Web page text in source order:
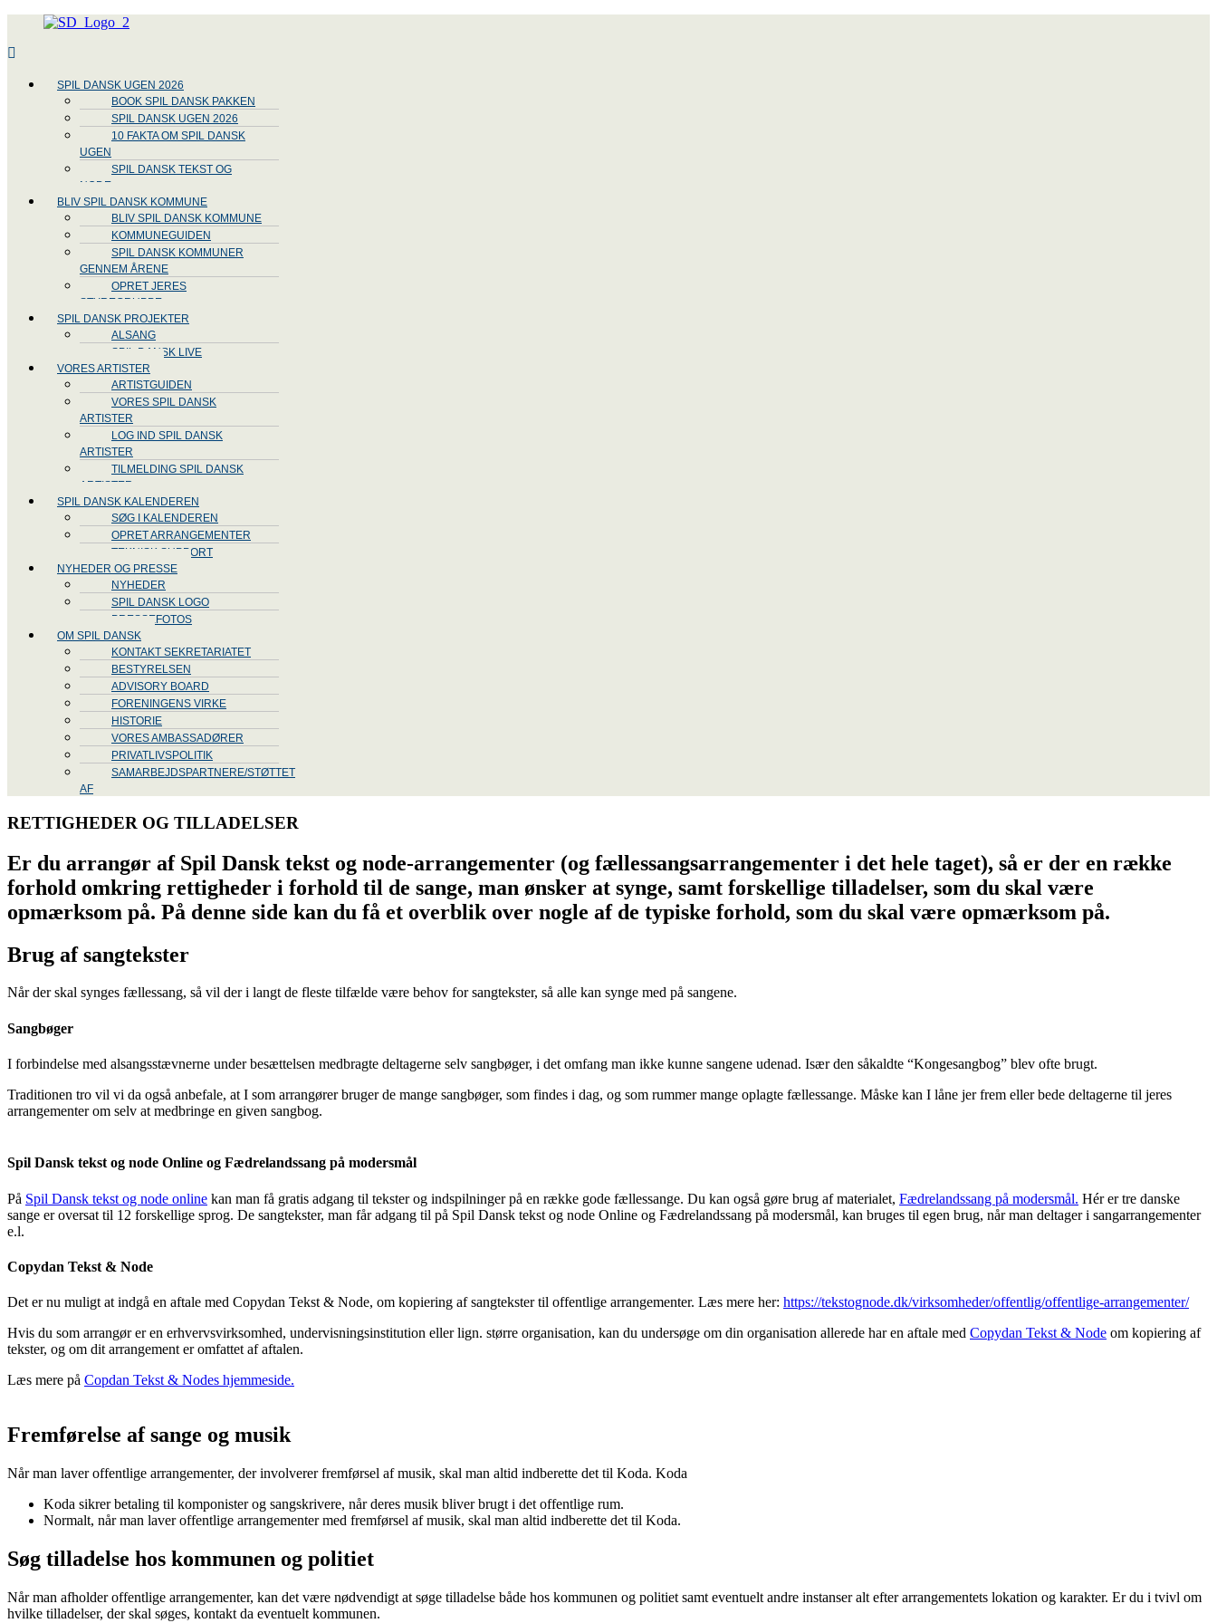
Menu
SPIL DANSK UGEN 2026
BOOK SPIL DANSK PAKKEN
SPIL DANSK UGEN 2026
10 FAKTA OM SPIL DANSK
UGEN
SPIL DANSK TEKST OG
NODE
BLIV SPIL DANSK KOMMUNE
BLIV SPIL DANSK KOMMUNE
KOMMUNEGUIDEN
SPIL DANSK KOMMUNER
GENNEM ÅRENE
OPRET JERES
STYREGRUPPE
SPIL DANSK PROJEKTER
ALSANG
SPIL DANSK LIVE
VORES ARTISTER
ARTISTGUIDEN
VORES SPIL DANSK
ARTISTER
LOG IND SPIL DANSK
ARTISTER
TILMELDING SPIL DANSK
ARTISTER
SPIL DANSK KALENDEREN
SØG I KALENDEREN
OPRET ARRANGEMENTER
TEKNISK SUPPORT
NYHEDER OG PRESSE
NYHEDER
SPIL DANSK LOGO
PRESSEFOTOS
OM SPIL DANSK
KONTAKT SEKRETARIATET
BESTYRELSEN
ADVISORY BOARD
FORENINGENS VIRKE
HISTORIE
VORES AMBASSADØRER
PRIVATLIVSPOLITIK
SAMARBEJDSPARTNERE/STØTTET
AF
RETTIGHEDER OG TILLADELSER
Er du arrangør af Spil Dansk tekst og node-arrangementer (og fællessangsarrangementer i det hele taget), så er der en række
forhold omkring rettigheder i forhold til de sange, man ønsker at synge, samt forskellige tilladelser, som du skal være
opmærksom på. På denne side kan du få et overblik over nogle af de typiske forhold, som du skal være opmærksom på.
Brug af sangtekster
Når der skal synges fællessang, så vil der i langt de fleste tilfælde være behov for sangtekster, så alle kan synge med på sangene.
Sangbøger
I forbindelse med alsangsstævnerne under besættelsen medbragte deltagerne selv sangbøger, i det omfang man ikke kunne sangene udenad. Især den såkaldte “Kongesangbog” blev ofte brugt.
Traditionen tro vil vi da også anbefale, at I som arrangører bruger de mange sangbøger, som findes i dag, og som rummer mange oplagte fællessange. Måske kan I låne jer frem eller bede deltagerne til jeres
arrangementer om selv at medbringe en given sangbog.
Spil Dansk tekst og node Online og Fædrelandssang på modersmål
På Spil Dansk tekst og node online kan man få gratis adgang til tekster og indspilninger på en række gode fællessange. Du kan også gøre brug af materialet, Fædrelandssang på modersmål. Hér er tre danske
sange er oversat til 12 forskellige sprog. De sangtekster, man får adgang til på Spil Dansk tekst og node Online og Fædrelandssang på modersmål, kan bruges til egen brug, når man deltager i sangarrangementer
e.l.
Copydan Tekst & Node
Det er nu muligt at indgå en aftale med Copydan Tekst & Node, om kopiering af sangtekster til offentlige arrangementer. Læs mere her: https://tekstognode.dk/virksomheder/offentlig/offentlige-arrangementer/
Hvis du som arrangør er en erhvervsvirksomhed, undervisningsinstitution eller lign. større organisation, kan du undersøge om din organisation allerede har en aftale med Copydan Tekst & Node om kopiering af
tekster, og om dit arrangement er omfattet af aftalen.
Læs mere på Copdan Tekst & Nodes hjemmeside.
Fremførelse af sange og musik
Når man laver offentlige arrangementer, der involverer fremførsel af musik, skal man altid indberette det til Koda. Koda
Koda sikrer betaling til komponister og sangskrivere, når deres musik bliver brugt i det offentlige rum.
Normalt, når man laver offentlige arrangementer med fremførsel af musik, skal man altid indberette det til Koda.
Søg tilladelse hos kommunen og politiet
Når man afholder offentlige arrangementer, kan det være nødvendigt at søge tilladelse både hos kommunen og politiet samt eventuelt andre instanser alt efter arrangementets lokation og karakter. Er du i tvivl om
hvilke tilladelser, der skal søges, kontakt da eventuelt kommunen.